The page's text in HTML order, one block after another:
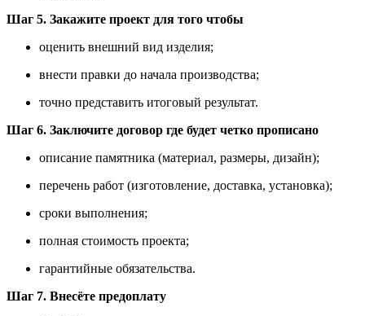
Шаг 5. Закажите проект для того чтобы
оценить внешний вид изделия;
внести правки до начала производства;
точно представить итоговый результат.
Шаг 6. Заключите договор где будет четко прописано
описание памятника (материал, размеры, дизайн);
перечень работ (изготовление, доставка, установка);
сроки выполнения;
полная стоимость проекта;
гарантийные обязательства.
Шаг 7. Внесёте предоплату